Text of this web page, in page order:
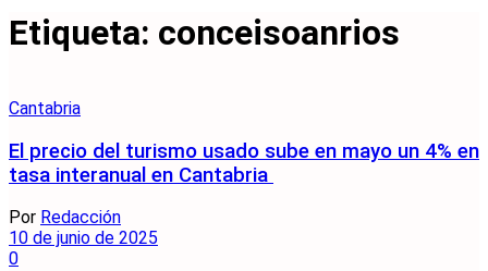
Etiqueta: conceisoanrios
Cantabria
El precio del turismo usado sube en mayo un 4% en
tasa interanual en Cantabria
Por Redacción
10 de junio de 2025
0